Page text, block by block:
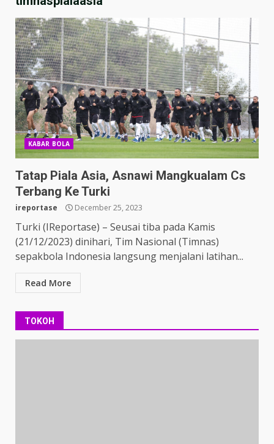
KABAR BOLA
Tatap Piala Asia, Asnawi Mangkualam Cs
Terbang Ke Turki
ireportase December 25, 2023
Turki (IReportase) – Seusai tiba pada Kamis
(21/12/2023) dinihari, Tim Nasional (Timnas)
sepakbola Indonesia langsung menjalani latihan...
Read More
TOKOH